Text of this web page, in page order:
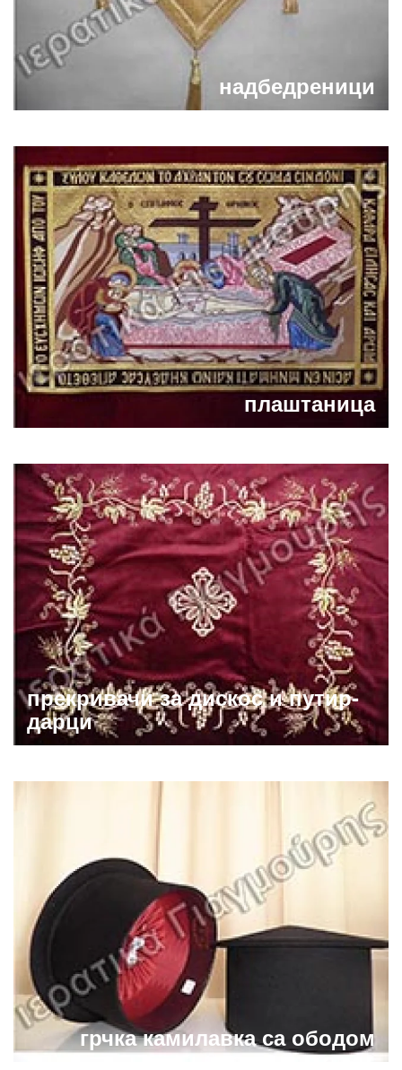
надбедреници
плаштаница
прекривачи за дискос и путир-
дарци
грчка камилавка са ободом